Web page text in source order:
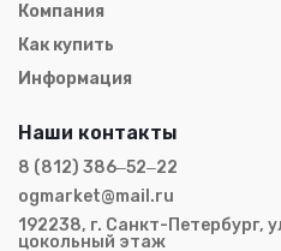
Компания
Как купить
Информация
Наши контакты
8 (812) 386‒52‒22
ogmarket@mail.ru
192238, г. Санкт-Петербург,
цокольный этаж